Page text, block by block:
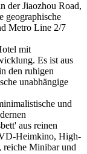
der Jiaozhou Road,
geographische
Metro Line 2/7
mit
Es ist aus
den ruhigen
unabhängige
und
aus reinen
Heimkino, High-
Minibar und